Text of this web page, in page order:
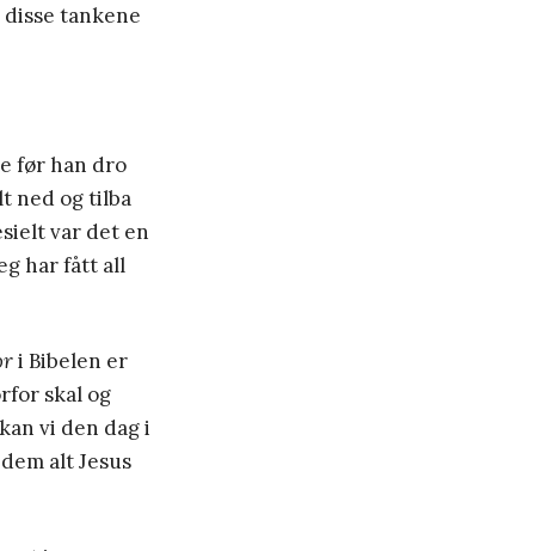
tankene
før han dro
ned og tilba
var det en
har fått all
i Bibelen er
skal og
vi den dag i
alt Jesus